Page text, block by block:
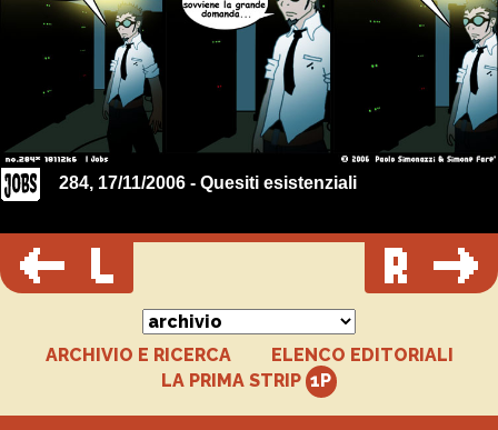
284, 17/11/2006 - Quesiti esistenziali
ARCHIVIO E RICERCA
ELENCO EDITORIALI
LA PRIMA STRIP